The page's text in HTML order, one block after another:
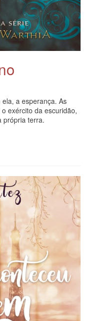
a esperança. As
exército da escuridão,
própria terra.